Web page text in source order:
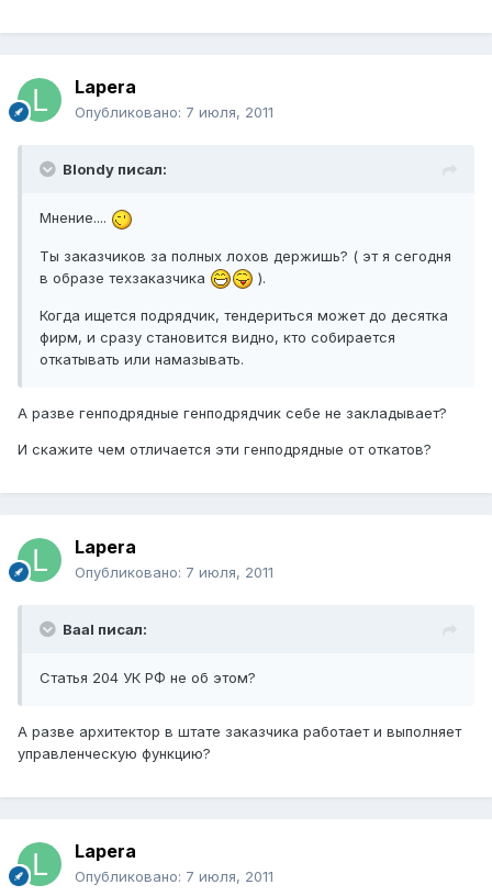
Lapera
Опубликовано: 7 июля, 2011
Blondy писал:
Мнение....
Ты заказчиков за полных лохов держишь? ( эт я сегодня
в образе техзаказчика
).
Когда ищется подрядчик, тендериться может до десятка
фирм, и сразу становится видно, кто собирается
откатывать или намазывать.
А разве генподрядные генподрядчик себе не закладывает?
И скажите чем отличается эти генподрядные от откатов?
Lapera
Опубликовано: 7 июля, 2011
Baal писал:
Статья 204 УК РФ не об этом?
А разве архитектор в штате заказчика работает и выполняет
управленческую функцию?
Lapera
Опубликовано: 7 июля, 2011